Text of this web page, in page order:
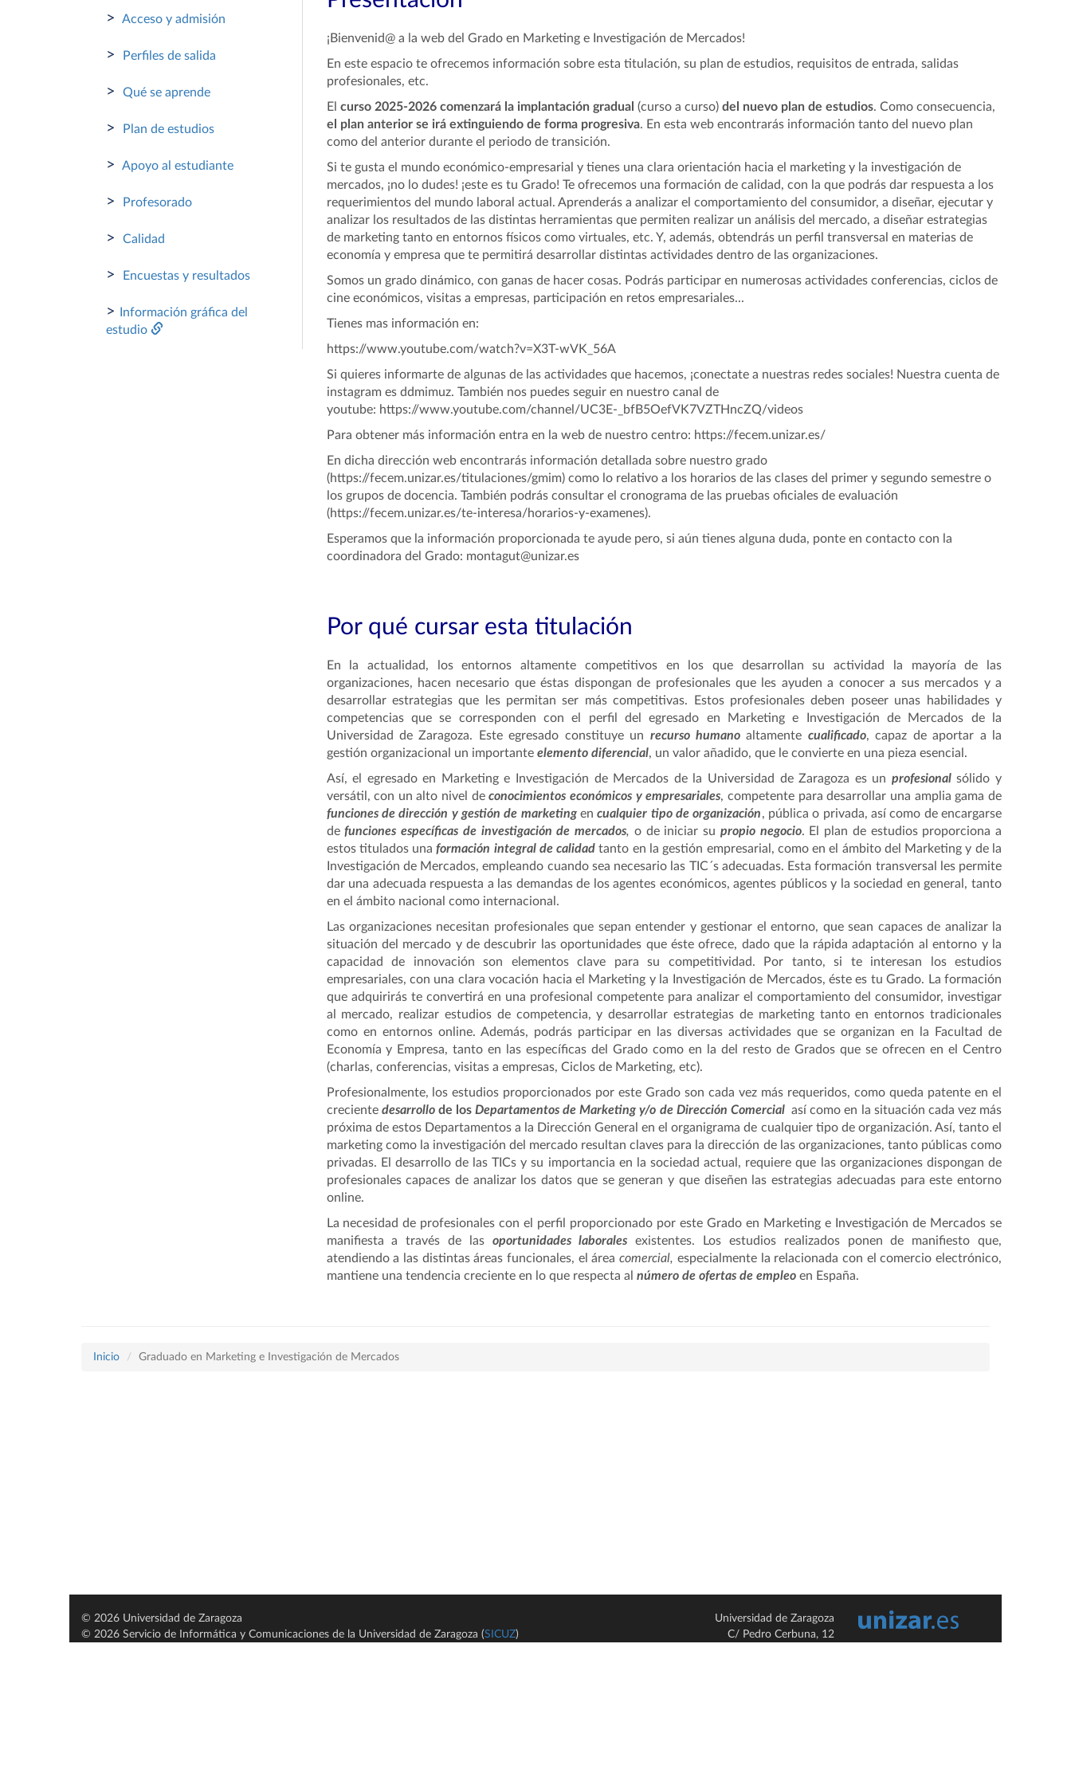
> Acceso y admisión
> Perfiles de salida
> Qué se aprende
> Plan de estudios
> Apoyo al estudiante
> Profesorado
> Calidad
> Encuestas y resultados
>
Información gráfica del
estudio
¡Bienvenid@ a la web del Grado en Marketing e Investigación de Mercados!
En este espacio te ofrecemos información sobre esta titulación, su plan de estudios, requisitos de entrada, salidas
profesionales, etc.
El curso 2025-2026 comenzará la implantación gradual (curso a curso) del nuevo plan de estudios. Como consecuencia,
el plan anterior se irá extinguiendo de forma progresiva. En esta web encontrarás información tanto del nuevo plan
como del anterior durante el periodo de transición.
Si te gusta el mundo económico-empresarial y tienes una clara orientación hacia el marketing y la investigación de
mercados, ¡no lo dudes! ¡este es tu Grado! Te ofrecemos una formación de calidad, con la que podrás dar respuesta a los
requerimientos del mundo laboral actual. Aprenderás a analizar el comportamiento del consumidor, a diseñar, ejecutar y
analizar los resultados de las distintas herramientas que permiten realizar un análisis del mercado, a diseñar estrategias
de marketing tanto en entornos físicos como virtuales, etc. Y, además, obtendrás un perfil transversal en materias de
economía y empresa que te permitirá desarrollar distintas actividades dentro de las organizaciones.
Somos un grado dinámico, con ganas de hacer cosas. Podrás participar en numerosas actividades conferencias, ciclos de
cine económicos, visitas a empresas, participación en retos empresariales...
Tienes mas información en:
https://www.youtube.com/watch?v=X3T-wVK_56A
Si quieres informarte de algunas de las actividades que hacemos, ¡conectate a nuestras redes sociales! Nuestra cuenta de
instagram es ddmimuz. También nos puedes seguir en nuestro canal de
youtube: https://www.youtube.com/channel/UC3E-_bfB5OefVK7VZTHncZQ/videos
Para obtener más información entra en la web de nuestro centro: https://fecem.unizar.es/
En dicha dirección web encontrarás información detallada sobre nuestro grado
(https://fecem.unizar.es/titulaciones/gmim) como lo relativo a los horarios de las clases del primer y segundo semestre o
los grupos de docencia. También podrás consultar el cronograma de las pruebas oficiales de evaluación
(https://fecem.unizar.es/te-interesa/horarios-y-examenes).
Esperamos que la información proporcionada te ayude pero, si aún tienes alguna duda, ponte en contacto con la
coordinadora del Grado: montagut@unizar.es
Por qué cursar esta titulación
En la actualidad, los entornos altamente competitivos en los que desarrollan su actividad la mayoría de las
organizaciones, hacen necesario que éstas dispongan de profesionales que les ayuden a conocer a sus mercados y a
desarrollar estrategias que les permitan ser más competitivas. Estos profesionales deben poseer unas habilidades y
competencias que se corresponden con el perfil del egresado en Marketing e Investigación de Mercados de la
Universidad de Zaragoza. Este egresado constituye un recurso humanoaltamente cualificado, capaz de aportar a la
gestión organizacional un importante elemento diferencial, un valor añadido, que le convierte en una pieza esencial.
Así, el egresado en Marketing e Investigación de Mercados de la Universidad de Zaragoza es un profesionalsólido y
versátil, con un alto nivel deconocimientos económicos y empresariales, competente para desarrollar una amplia gama de
funciones de dirección y gestión de marketingencualquier tipo de organización, pública o privada, así como de encargarse
defunciones específicas de investigación de mercados, o de iniciar su propio negocio. El plan de estudios proporciona a
estos titulados unaformación integral de calidad tanto en la gestión empresarial, como en el ámbito del Marketing y de la
Investigación de Mercados, empleando cuando sea necesario las TIC´s adecuadas. Esta formación transversal les permite
dar una adecuada respuesta a las demandas de los agentes económicos, agentes públicos y la sociedad en general, tanto
en el ámbito nacional como internacional.
Las organizaciones necesitan profesionales que sepan entender y gestionar el entorno, que sean capaces de analizar la
situación del mercado y de descubrir las oportunidades que éste ofrece, dado que la rápida adaptación al entorno y la
capacidad de innovación son elementos clave para su competitividad. Por tanto, si te interesan los estudios
empresariales, con una clara vocación hacia el Marketing y la Investigación de Mercados, éste es tu Grado. La formación
que adquirirás te convertirá en una profesional competente para analizar el comportamiento del consumidor, investigar
al mercado, realizar estudios de competencia, y desarrollar estrategias de marketing tanto en entornos tradicionales
como en entornos online. Además, podrás participar en las diversas actividades que se organizan en la Facultad de
Economía y Empresa, tanto en las específicas del Grado como en la del resto de Grados que se ofrecen en el Centro
(charlas, conferencias, visitas a empresas, Ciclos de Marketing, etc).
Profesionalmente, los estudios proporcionados por este Grado son cada vez más requeridos, como queda patente en el
creciente desarrollode losDepartamentos de Marketing y/o de Dirección Comercialasí como en la situación cada vez más
próxima de estos Departamentos a la Dirección General en el organigrama de cualquier tipo de organización. Así, tanto el
marketing como la investigación del mercado resultan claves para la dirección de las organizaciones, tanto públicas como
privadas. El desarrollo de las TICs y su importancia en la sociedad actual, requiere que las organizaciones dispongan de
profesionales capaces de analizar los datos que se generan y que diseñen las estrategias adecuadas para este entorno
online.
La necesidad de profesionales con el perfil proporcionado por este Grado en Marketing e Investigación de Mercados se
manifiesta a través de las oportunidades laborales existentes. Los estudios realizados ponen de manifiesto que,
atendiendo a las distintas áreas funcionales, el áreacomercial, especialmente la relacionada con el comercio electrónico,
mantiene una tendencia creciente en lo que respecta al número de ofertas de empleo en España.
Inicio Graduado en Marketing e Investigación de Mercados
© 2026 Universidad de Zaragoza
© 2026 Servicio de Informática y Comunicaciones de la Universidad de Zaragoza (SICUZ)
Universidad de Zaragoza
C/ Pedro Cerbuna, 12